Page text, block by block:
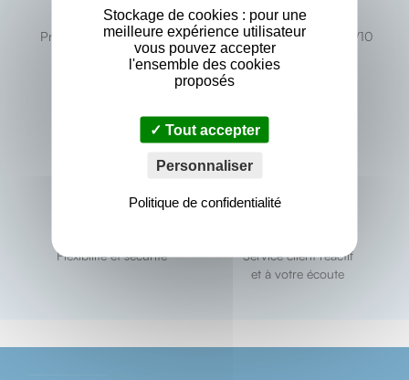
Fabricant Français
Produit fabriqués à Thilay
en France
Avis clients
Excellence prouvée : 9.7/10
sur Avis vérifiés
Flexibilité et sécurité
Service client réactif
et à votre écoute
Stockage de cookies : pour une
meilleure expérience utilisateur
vous pouvez accepter
l'ensemble des cookies
proposés
Tout accepter
Personnaliser
Politique de confidentialité